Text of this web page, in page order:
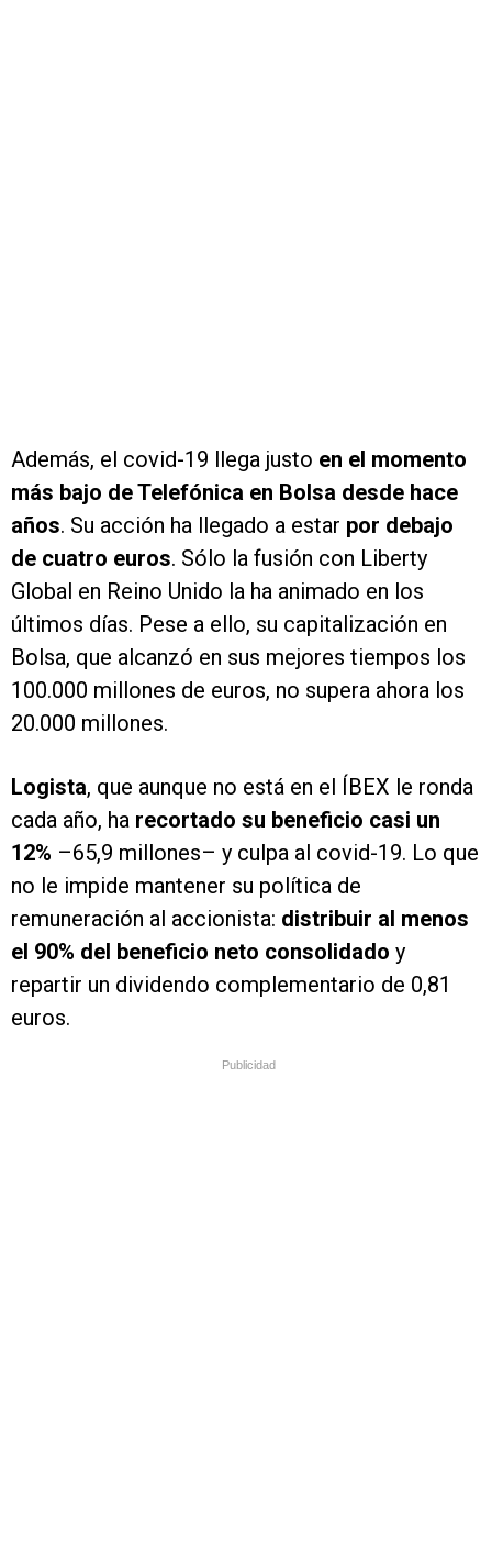
Además, el covid-19 llega justo en el momento
más bajo de Telefónica en Bolsa desde hace
años. Su acción ha llegado a estar por debajo
de cuatro euros. Sólo la fusión con Liberty
Global en Reino Unido la ha animado en los
últimos días. Pese a ello, su capitalización en
Bolsa, que alcanzó en sus mejores tiempos los
100.000 millones de euros, no supera ahora los
20.000 millones.
Logista, que aunque no está en el ÍBEX le ronda
cada año, ha recortado su beneficio casi un
12% –65,9 millones– y culpa al covid-19. Lo que
no le impide mantener su política de
remuneración al accionista: distribuir al menos
el 90% del beneficio neto consolidado y
repartir un dividendo complementario de 0,81
euros.
Publicidad